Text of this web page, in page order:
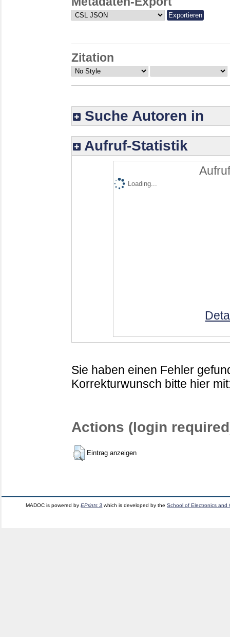
Zitation
Suche Autoren in
Aufruf-Statistik
Loading...
Sie haben einen Fehler
Korrekturwunsch bitte hier
Actions (login
Eintrag anzeigen
MADOC is powered byEPrints 3 which is developed by theSchool of Electronics and